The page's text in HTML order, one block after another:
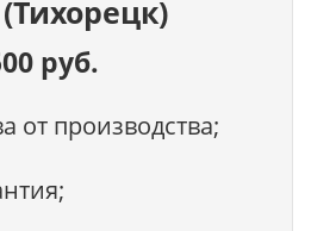
руб.
от производства;